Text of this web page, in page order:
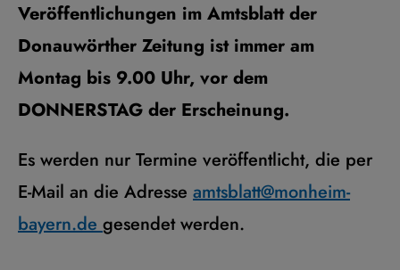
Veröffentlichungen im Amtsblatt der
Donauwörther Zeitung ist immer am
Montag bis 9.00 Uhr, vor dem
DONNERSTAG der Erscheinung.
Es werden nur Termine veröffentlicht, die per
E-Mail an die Adresse amtsblatt@monheim-
bayern.degesendet werden.